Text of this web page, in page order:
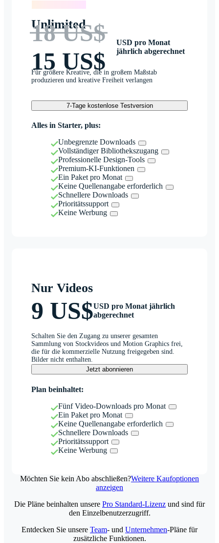
Unlimited
18 US$
15 US$
USD pro Monat
jährlich abgerechnet
Für größere Kreative, die in großem Maßstab
produzieren und kreative Freiheit verlangen
7-Tage kostenlose Testversion
Alles in Starter, plus:
Unbegrenzte Downloads
Vollständiger Bibliothekszugang
Professionelle Design-Tools
Premium-KI-Funktionen
Ein Paket pro Monat
Keine Quellenangabe erforderlich
Schnellere Downloads
Prioritätssupport
Keine Werbung
Nur Videos
9 US$USD pro Monat jährlich
abgerechnet
Schalten Sie den Zugang zu unserer gesamten
Sammlung von Stockvideos und Motion Graphics frei,
die für die kommerzielle Nutzung freigegeben sind.
Bilder nicht enthalten.
Jetzt abonnieren
Plan beinhaltet:
Fünf Video-Downloads pro Monat
Ein Paket pro Monat
Keine Quellenangabe erforderlich
Schnellere Downloads
Prioritätssupport
Keine Werbung
Möchten Sie kein Abo abschließen?Weitere Kaufoptionen
anzeigen
Die Pläne beinhalten unsere Pro Standard-Lizenz und sind für
den Einzelbenutzerzugriff.
Entdecken Sie unsere Team- und Unternehmen-Pläne für
zusätzliche Funktionen.